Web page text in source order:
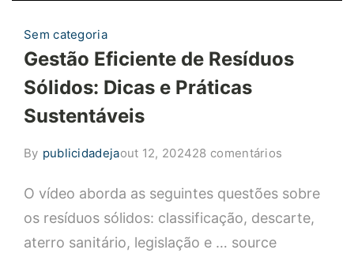
Sem categoria
Gestão Eficiente de Resíduos
Sólidos: Dicas e Práticas
Sustentáveis
By publicidadejaout 12, 202428 comentários
Eficiente
de
O vídeo aborda as seguintes questões sobre
os resíduos sólidos: classificação, descarte,
aterro sanitário, legislação e … source